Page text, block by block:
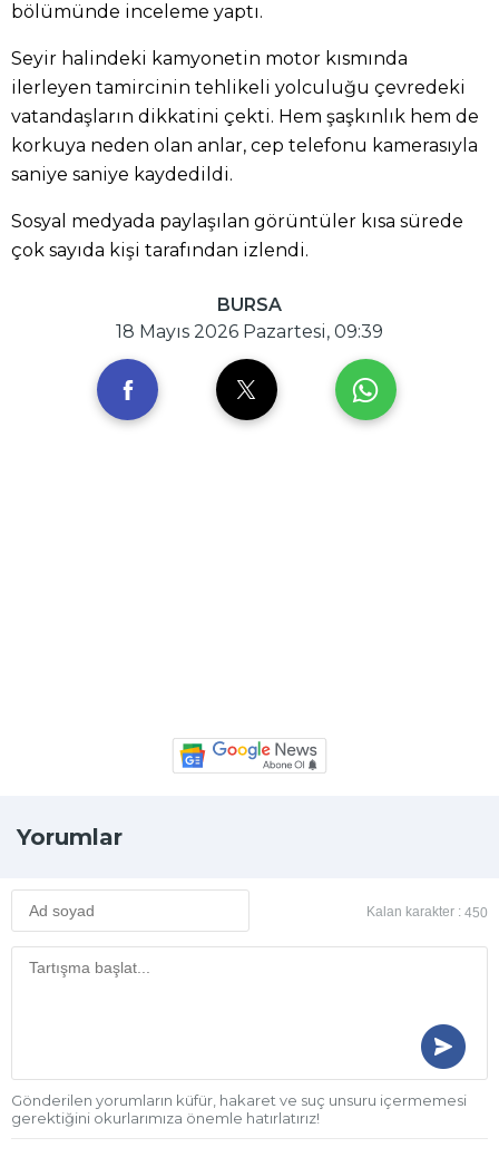
bölümünde inceleme yaptı.
Seyir halindeki kamyonetin motor kısmında
ilerleyen tamircinin tehlikeli yolculuğu çevredeki
vatandaşların dikkatini çekti. Hem şaşkınlık hem de
korkuya neden olan anlar, cep telefonu kamerasıyla
saniye saniye kaydedildi.
Sosyal medyada paylaşılan görüntüler kısa sürede
çok sayıda kişi tarafından izlendi.
BURSA
18 Mayıs 2026 Pazartesi, 09:39
Yorumlar
Kalan karakter : 450
Gönderilen yorumların küfür, hakaret ve suç unsuru içermemesi
gerektiğini okurlarımıza önemle hatırlatırız!